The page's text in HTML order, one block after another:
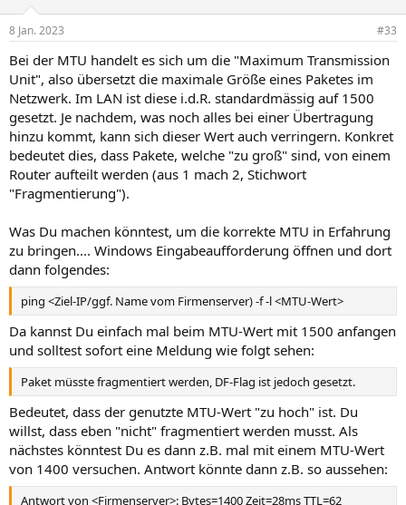
8 Jan. 2023 #33
Bei der MTU handelt es sich um die "Maximum Transmission
Unit", also übersetzt die maximale Größe eines Paketes im
Netzwerk. Im LAN ist diese i.d.R. standardmässig auf 1500
gesetzt. Je nachdem, was noch alles bei einer Übertragung
hinzu kommt, kann sich dieser Wert auch verringern. Konkret
bedeutet dies, dass Pakete, welche "zu groß" sind, von einem
Router aufteilt werden (aus 1 mach 2, Stichwort
"Fragmentierung").
Was Du machen könntest, um die korrekte MTU in Erfahrung
zu bringen.... Windows Eingabeaufforderung öffnen und dort
dann folgendes:
ping <Ziel-IP/ggf. Name vom Firmenserver) -f -l <MTU-Wert>
Da kannst Du einfach mal beim MTU-Wert mit 1500 anfangen
und solltest sofort eine Meldung wie folgt sehen:
Paket müsste fragmentiert werden, DF-Flag ist jedoch gesetzt.
Bedeutet, dass der genutzte MTU-Wert "zu hoch" ist. Du
willst, dass eben "nicht" fragmentiert werden musst. Als
nächstes könntest Du es dann z.B. mal mit einem MTU-Wert
von 1400 versuchen. Antwort könnte dann z.B. so aussehen:
Antwort von <Firmenserver>: Bytes=1400 Zeit=28ms TTL=62